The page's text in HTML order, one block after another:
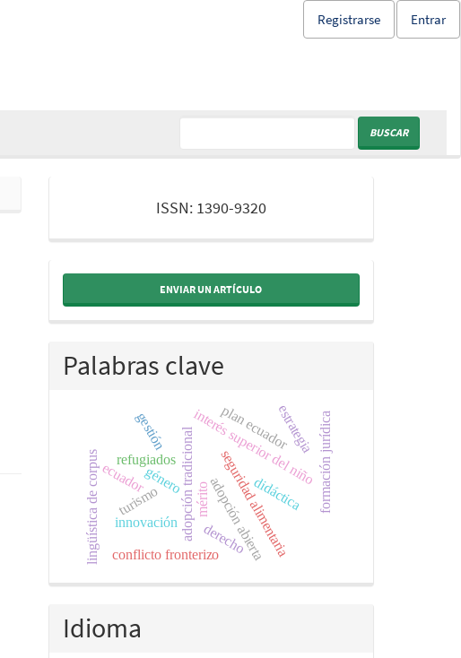
Registrarse Entrar
BUSCAR
ISSN: 1390-9320
ENVIAR UN ARTÍCULO
Palabras clave
adopción tradicionaladopción abierta
interés superior del niño
refugiados seguridad alimentaria
conflicto fronterizo
plan ecuador
innovación
gestión estrategia
didáctica
lingüística de corpus género
turismo formación jurídica
derecho
ecuador
mérito
Idioma